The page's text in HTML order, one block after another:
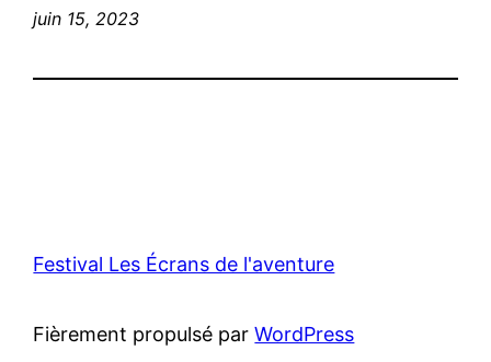
juin 15, 2023
Festival Les Écrans de l'aventure
Fièrement propulsé parWordPress